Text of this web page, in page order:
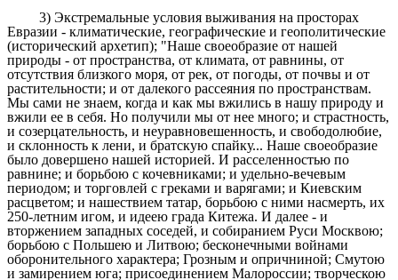
3) Экстремальные условия выживания на просторах
Евразии - климатические, географические и геополитические
(исторический архетип); "Наше своеобразие от нашей
природы - от пространства, от климата, от равнины, от
отсутствия близкого моря, от рек, от погоды, от почвы и от
растительности; и от далекого рассеяния по пространствам.
Мы сами не знаем, когда и как мы вжились в нашу природу и
вжили ее в себя. Но получили мы от нее много; и страстность,
и созерцательность, и неуравновешенность, и свободолюбие,
и склонность к лени, и братскую спайку... Наше своеобразие
было довершено нашей историей. И расселенностью по
равнине; и борьбою с кочевниками; и удельно-вечевым
периодом; и торговлей с греками и варягами; и Киевским
расцветом; и нашествием татар, борьбою с ними насмерть, их
250-летним игом, и идеею града Китежа. И далее - и
вторжением западных соседей, и собиранием Руси Москвою;
борьбою с Польшею и Литвою; бесконечными войнами
оборонительного характера; Грозным и опричниной; Смутою
и замирением юга; присоединением Малороссии; творческою